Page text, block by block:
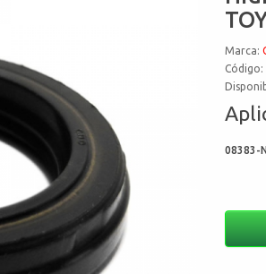
Marca:
Código:
08383-